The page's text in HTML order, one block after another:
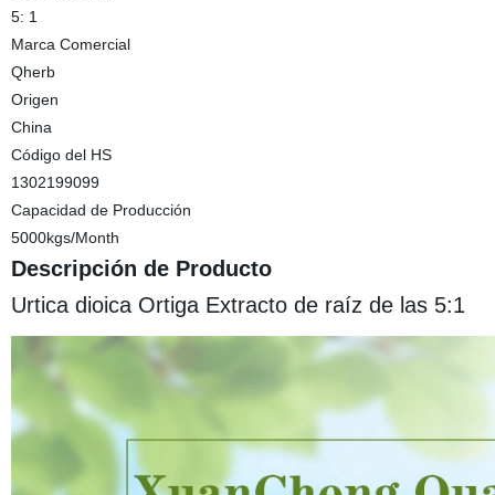
5: 1
Marca Comercial
Qherb
Origen
China
Código del HS
1302199099
Capacidad de Producción
5000kgs/Month
Descripción de Producto
Urtica dioica Ortiga Extracto de raíz de las 5:1